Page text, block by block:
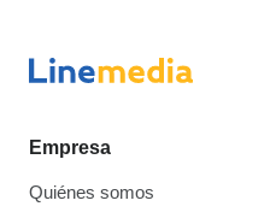
Empresa
Quiénes somos